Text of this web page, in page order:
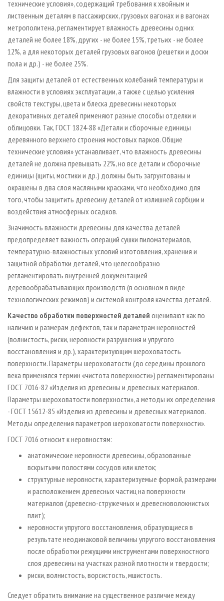
технические условия», содержащий требования к хвойным и
лиственным деталям в пассажирских, грузовых вагонах и в вагонах
метрополитена, регламентирует влажность древесины одних
деталей не более 18%, других - не более 15%, третьих - не более
12%, а для некоторых деталей грузовых вагонов (решетки и доски
пола и др.) - не более 25%.
Для защиты деталей от естественных колебаний температуры и
влажности в условиях эксплуатации, а также с целью усиления
свойств текстуры, цвета и блеска древесины некоторых
декоративных деталей применяют разные способы отделки и
облицовки. Так, ГОСТ 1824­-88 «Детали и сборочные единицы
деревянного верхнего строения мостовых парков. Общие
технические условия» устанавливает, что влажность древесины
деталей не должна превышать 22%, но все детали и сборочные
единицы (щиты, мостики и др.) должны быть загрунтованы и
окрашены в два слоя масляными красками, что необходимо для
того, чтобы защитить древесину деталей от излишней сорбции и
воздействия атмосферных осадков.
Значимость влажности древесины для качества деталей
предопределяет важность операций сушки пиломатериалов,
температурно­-влажностных условий изготовления, хранения и
защитной обработки деталей, что целесообразно
регламентировать внутренней документацией
деревообрабатывающих производств (в основном в виде
технологических режимов) и системой контроля качества деталей.
Качество обработки поверхностей деталей оценивают как по
наличию и размерам дефектов, так и параметрам неровностей
(волнистость, риски, неровности разрушения и упругого
восстановления и др.), характеризующим шероховатость
поверхности. Параметры шероховатости (до середины прошлого
века применялся термин «чистота поверхности») регламентированы
ГОСТ 7016­-82 «Изделия из древесины и древесных материалов.
Параметры шероховатости поверхности», а методы их определения
- ГОСТ 15612­-85 «Изделия из древесины и древесных материалов.
Методы определения параметров шероховатости поверхности».
ГОСТ 7016 относит к неровностям:
анатомические неровности древесины, образованные
вскрытыми полостями сосудов или клеток;
структурные неровности, характеризуемые формой, размерами
и расположением древесных частиц на поверхности
материалов (древесно­-стружечных и древесноволокнистых
плит);
неровности упругого восстановления, образующиеся в
результате неодинаковой величины упругого восстановления
после обработки режущими инструментами поверхностного
слоя древесины на участках разной плотности и твердости;
риски, волнистость, ворсистость, мшистость.
Следует обратить внимание на существенное различие между